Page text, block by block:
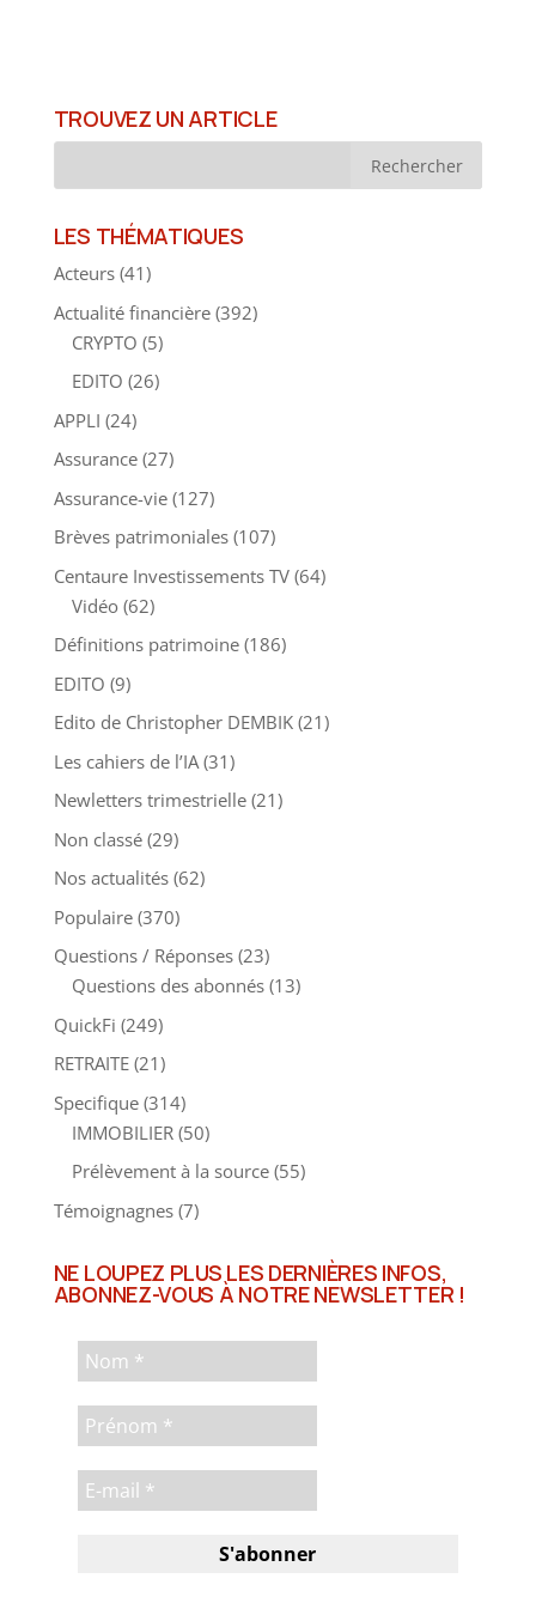
TROUVEZ UN ARTICLE
LES THÉMATIQUES
Acteurs(41)
Actualité financière (392)
CRYPTO (5)
EDITO (26)
APPLI (24)
Assurance (27)
Assurance-vie (127)
Brèves patrimoniales(107)
Centaure Investissements TV (64)
Vidéo(62)
Définitions patrimoine (186)
EDITO (9)
Edito de Christopher DEMBIK(21)
Les cahiers de l’IA(31)
Newletters trimestrielle (21)
Non classé (29)
Nos actualités(62)
Populaire (370)
Questions / Réponses(23)
Questions des abonnés(13)
QuickFi (249)
RETRAITE(21)
Specifique (314)
IMMOBILIER(50)
Prélèvement à la source (55)
Témoignagnes(7)
NE LOUPEZ PLUS LES DERNIÈRES INFOS,
ABONNEZ-VOUS À NOTRE NEWSLETTER !